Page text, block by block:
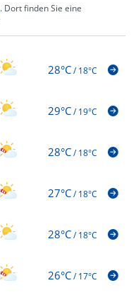
. Dort finden Sie eine
28°C/18°C
29°C/19°C
28°C/18°C
27°C/18°C
28°C/18°C
26°C/17°C